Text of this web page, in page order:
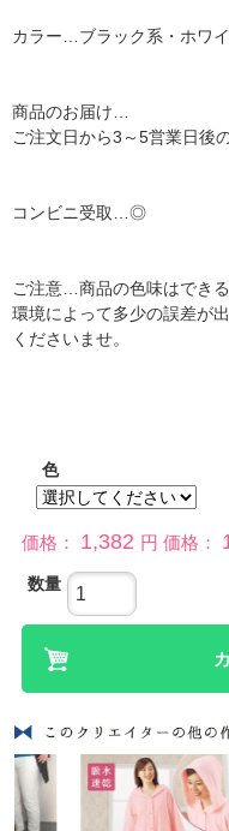
カラー…ブラック系・ホワ
商品のお届け…
ご注文日から3～5営業日後
コンビニ受取…◎
ご注意…商品の色味はでき
環境によって多少の誤差が
くださいませ。
色
価格： 1,382 円 価格：
数量